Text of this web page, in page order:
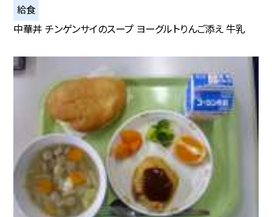
給食
中華丼 チンゲンサイのスープ ヨーグルトりんご添え 牛乳